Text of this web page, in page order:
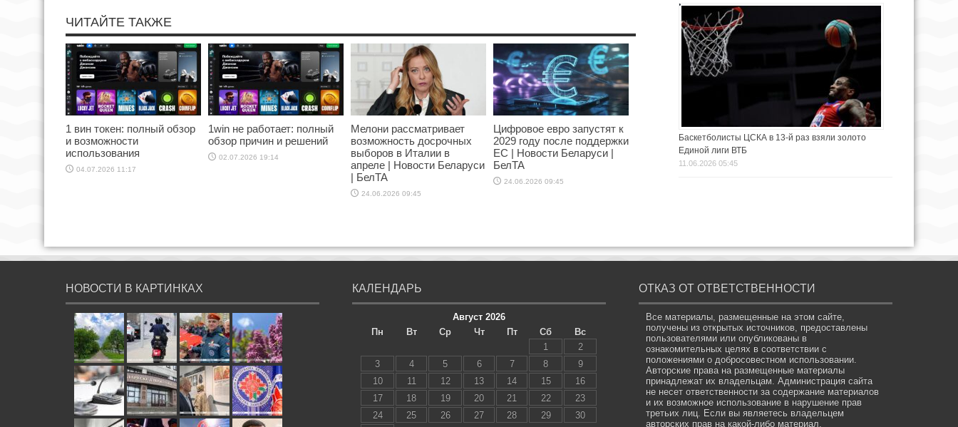
ЧИТАЙТЕ ТАКЖЕ
1 вин токен: полный обзор
и возможности
использования
04.07.2026 11:17
1win не работает: полный
обзор причин и решений
02.07.2026 19:14
Мелони рассматривает
возможность досрочных
выборов в Италии в
апреле | Новости Беларуси
| БелТА
24.06.2026 09:45
Цифровое евро запустят к
2029 году после поддержки
ЕС | Новости Беларуси |
БелТА
24.06.2026 09:45
Баскетболисты ЦСКА в 13-й раз взяли золото
Единой лиги ВТБ
11.06.2026 05:45
НОВОСТИ В КАРТИНКАХ КАЛЕНДАРЬ
Август 2026
Пн
Вт Ср Чт Пт Сб
Вс
1
2
3
4 5 6 7 8
9
10
11 12 13 14 15
16
17
18 19 20 21 22
23
24
25 26 27 28 29 30
ОТКАЗ ОТ ОТВЕТСТВЕННОСТИ
Все материалы, размещенные на этом сайте,
получены из открытых источников, предоставлены
пользователями или опубликованы в
ознакомительных целях в соответствии с
положениями о добросовестном использовании.
Авторские права на размещенные материалы
принадлежат их владельцам. Администрация сайта
не несет ответственности за содержание материалов
и их возможное использование в нарушение прав
третьих лиц. Если вы являетесь владельцем
авторских прав на какой-либо материал,